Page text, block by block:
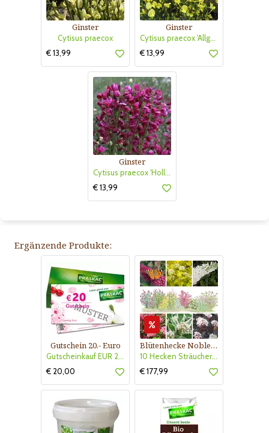
Ginster
Cytisus praecox
€ 13,99
Ginster
Cytisus praecox 'Allgold'
€ 13,99
Ginster
Cytisus praecox 'Hollandia'
€ 13,99
Ergänzende Produkte:
Gutschein 20.- Euro
Gutscheinkauf EUR 20.-
€ 20,00
Blütenhecke Nobless-Kollektion Nr. 402
10 Hecken Sträucher - für 10 lfm Blütenhecke - Blühend März - Oktober
€ 177,99